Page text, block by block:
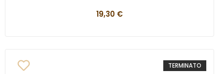
19,30 €
TERMINATO